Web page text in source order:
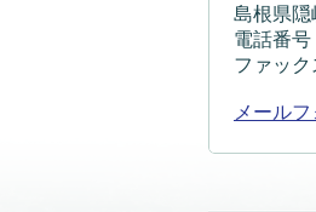
島根県隠
電話番
ファッ
メール